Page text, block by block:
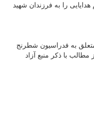
را به فرزندان شهید
به فدراسیون شطرنج
با ذكر منبع آزاد